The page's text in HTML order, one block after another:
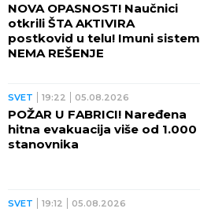
NOVA OPASNOST! Naučnici
otkrili ŠTA AKTIVIRA
postkovid u telu! Imuni sistem
NEMA REŠENJE
SVET 19:22 05.08.2026
POŽAR U FABRICI! Naređena
hitna evakuacija više od 1.000
stanovnika
SVET 19:12 05.08.2026